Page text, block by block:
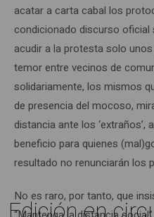
acatar a carta cabal los
condicionado discurso
acudir a la protesta solo
temor entre vecinos de
solidariamente, los mismos
de presencia del mocoso,
distancia ante los
beneficio para quienes
resultado no renunciarán los
No es raro, por tanto, que